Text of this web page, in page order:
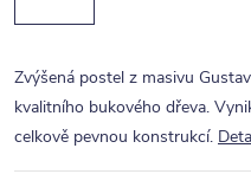
Zvýšená postel z masivu
kvalitního bukového dřeva.
celkově pevnou konstrukcí.